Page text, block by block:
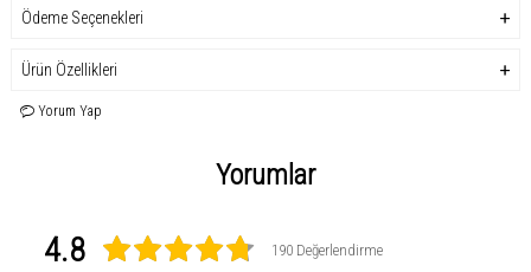
şıklığınızı vurgular. Hem gençler hem de yetişkinler için uygundur. Bu özel
pijama takımı, gecelerinizi ve sabahlarınızı daha keyifli hale getirmek için
konforun ve zarafetin tadını çıkarın!
Ödeme Seçenekleri
Ürün Özellikleri
Yorum Yap
Yorumlar
4.8 190 Değerlendirme